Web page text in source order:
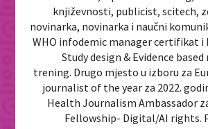
književnosti, publicist, scitech,
novinarka, novinarka i naučni
WHO infodemic manager certifikat
Study design & Evidence
trening. Drugo mjesto u izboru za
journalist of the year za 2022.
Health Journalism Ambassador
Fellowship- Digital/AI rights.